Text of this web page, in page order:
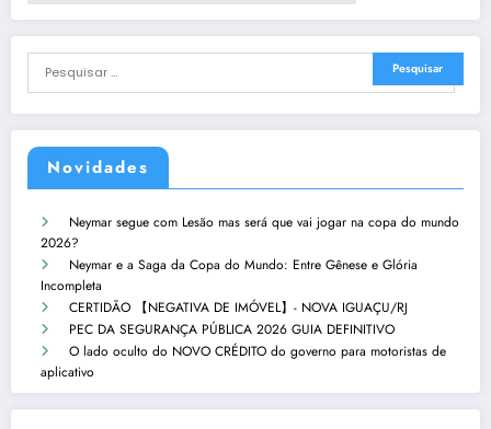
Novidades
Neymar segue com Lesão mas será que vai jogar na copa do mundo
2026?
Neymar e a Saga da Copa do Mundo: Entre Gênese e Glória
Incompleta
CERTIDÃO 【NEGATIVA DE IMÓVEL】- NOVA IGUAÇU/RJ
PEC DA SEGURANÇA PÚBLICA 2026 GUIA DEFINITIVO
O lado oculto do NOVO CRÉDITO do governo para motoristas de
aplicativo